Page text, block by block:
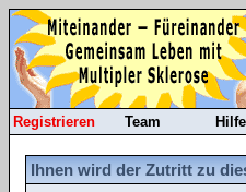
Registrieren Team Hilfe
Ihnen wird der Zutritt zu